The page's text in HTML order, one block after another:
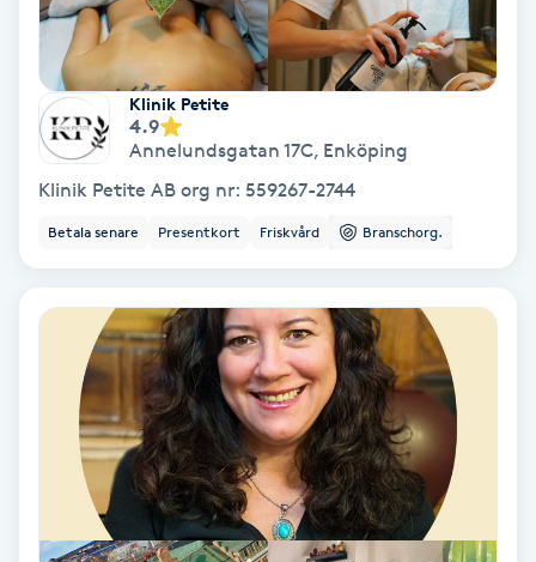
Nagelförstärkning
Nagelklippning
Nagelsvamp
Nagelvård
Naglar borttagning
Naglar reparation
Naprapati
Klinik Petite
4.9
Annelundsgatan 17C, Enköping
Klinik Petite AB org nr: 559267-2744
Betala senare Presentkort Friskvård Branschorg.